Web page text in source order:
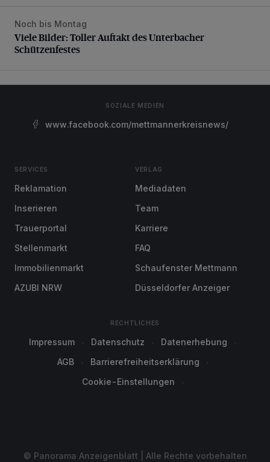
Viele Bilder: Toller Auftakt des Unterbacher
Noch bis Montag
Viele Bilder: Toller Auftakt des Unterbacher
Schützenfestes
SOZIALE MEDIEN
www.facebook.com/mettmannerkreisnews/
SERVICES
Reklamation
Inserieren
Trauerportal
Stellenmarkt
Immobilienmarkt
AZUBI NRW
VERLAG
Mediadaten
Team
Karriere
FAQ
Schaufenster Mettmann
Düsseldorfer Anzeiger
RECHTLICHES
Impressum Datenschutz
Datenerhebung
AGB
Barrierefreiheitserklärung
Cookie-Einstellungen
© Panorama Anzeigenblatt | Alle Rechte vorbehalten